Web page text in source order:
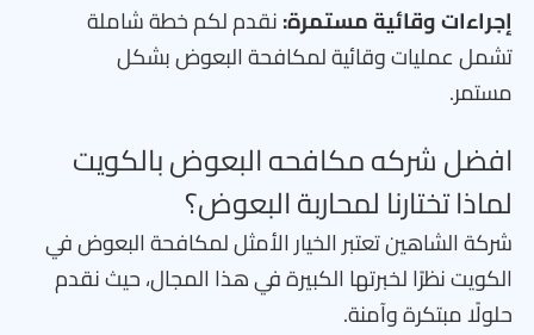
إجراءات وقائية مستمرة:نقدم لكم خطة شاملة
تشمل عمليات وقائية لمكافحة البعوض بشكل
مستمر.
افضل شركه مكافحه البعوض بالكويت
لماذا تختارنا لمحاربة البعوض؟
شركة الشاهين تعتبر الخيار الأمثل لمكافحة البعوض في
الكويت نظرًا لخبرتها الكبيرة في هذا المجال، حيث نقدم
حلولًا مبتكرة وآمنة.